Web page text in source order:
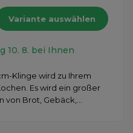
Variante auswählen
10. 8. bei Ihnen
Klinge wird zu Ihrem
Es wird ein großer
Brot, Gebäck,...